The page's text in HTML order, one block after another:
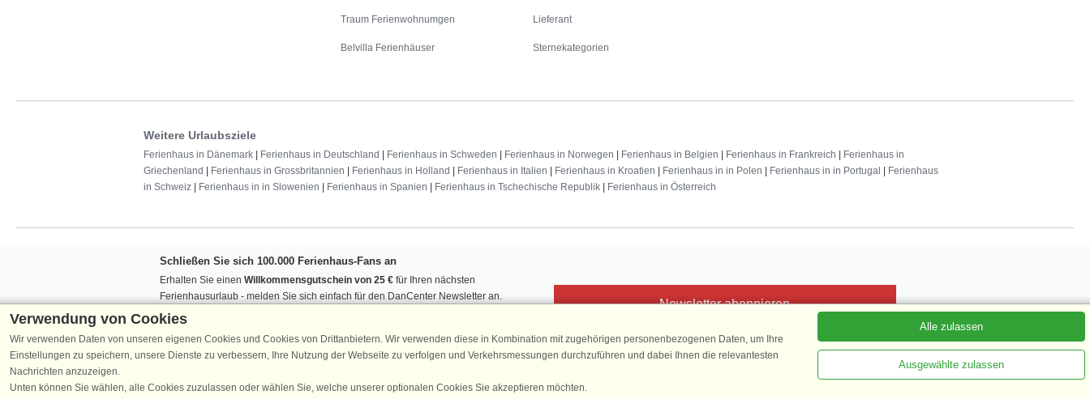
Traum Ferienwohnumgen
Belvilla Ferienhäuser
Lieferant
Sternekategorien
Weitere Urlaubsziele
Ferienhaus in Dänemark | Ferienhaus in Deutschland | Ferienhaus in Schweden | Ferienhaus in Norwegen | Ferienhaus in Belgien | Ferienhaus in Frankreich | Ferienhaus in
Griechenland | Ferienhaus in Grossbritannien | Ferienhaus in Holland | Ferienhaus in Italien | Ferienhaus in Kroatien | Ferienhaus in in Polen | Ferienhaus in in Portugal | Ferienhaus
in Schweiz | Ferienhaus in in Slowenien | Ferienhaus in Spanien | Ferienhaus in Tschechische Republik | Ferienhaus in Österreich
Schließen Sie sich 100.000 Ferienhaus-Fans an
Erhalten Sie einen Willkommensgutschein von 25 € für Ihren nächsten
Ferienhausurlaub - melden Sie sich einfach für den DanCenter Newsletter an.
Verpassen Sie nie wieder exklusive Angebote, Gewinnspiele und Urlaubstipps!
Newsletter abonnieren
Verwendung von Cookies
Wir verwenden Daten von unseren eigenen Cookies und Cookies von Drittanbietern. Wir verwenden diese in Kombination mit zugehörigen personenbezogenen Daten, um Ihre
Einstellungen zu speichern, unsere Dienste zu verbessern, Ihre Nutzung der Webseite zu verfolgen und Verkehrsmessungen durchzuführen und dabei Ihnen die relevantesten
Nachrichten anzuzeigen.
Unten können Sie wählen, alle Cookies zuzulassen oder wählen Sie, welche unserer optionalen Cookies Sie akzeptieren möchten.
Alle zulassen
Ausgewählte zulassen